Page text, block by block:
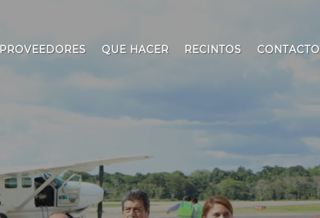
PROVEEDORES QUE HACER RECINTOS CONTACTO